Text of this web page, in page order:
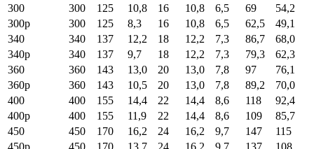
300
300 125 10,8 16 10,8 6,5 69
54,2
300p
300 125 8,3 16 10,8 6,5 62,5
49,1
340
340 137 12,2 18 12,2 7,3 86,7
68,0
340p
340 137 9,7 18 12,2 7,3 79,3
62,3
360
360 143 13,0 20 13,0 7,8 97
76,1
360p
360 143 10,5 20 13,0 7,8 89,2
70,0
400
400 155 14,4 22 14,4 8,6 118
92,4
400p
400 155 11,9 22 14,4 8,6 109
85,7
450
450 170 16,2 24 16,2 9,7 147
115
450p
450 170 13,7 24 16,2 9,7 137 108